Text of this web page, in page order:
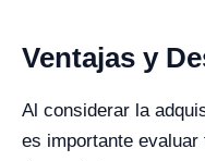
Ventajas y
Al considerar la
es importante